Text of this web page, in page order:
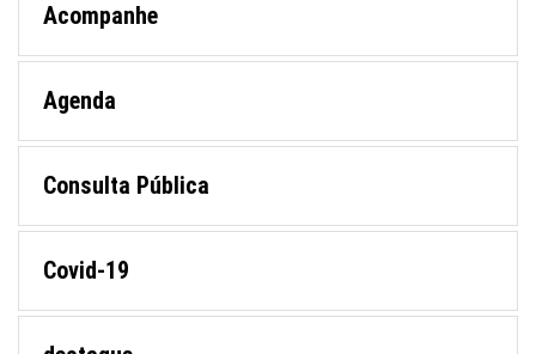
Acompanhe
Agenda
Consulta Pública
Covid-19